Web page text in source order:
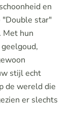
en
"Double star"
Met hun
stijl echt
de wereld die
er slechts